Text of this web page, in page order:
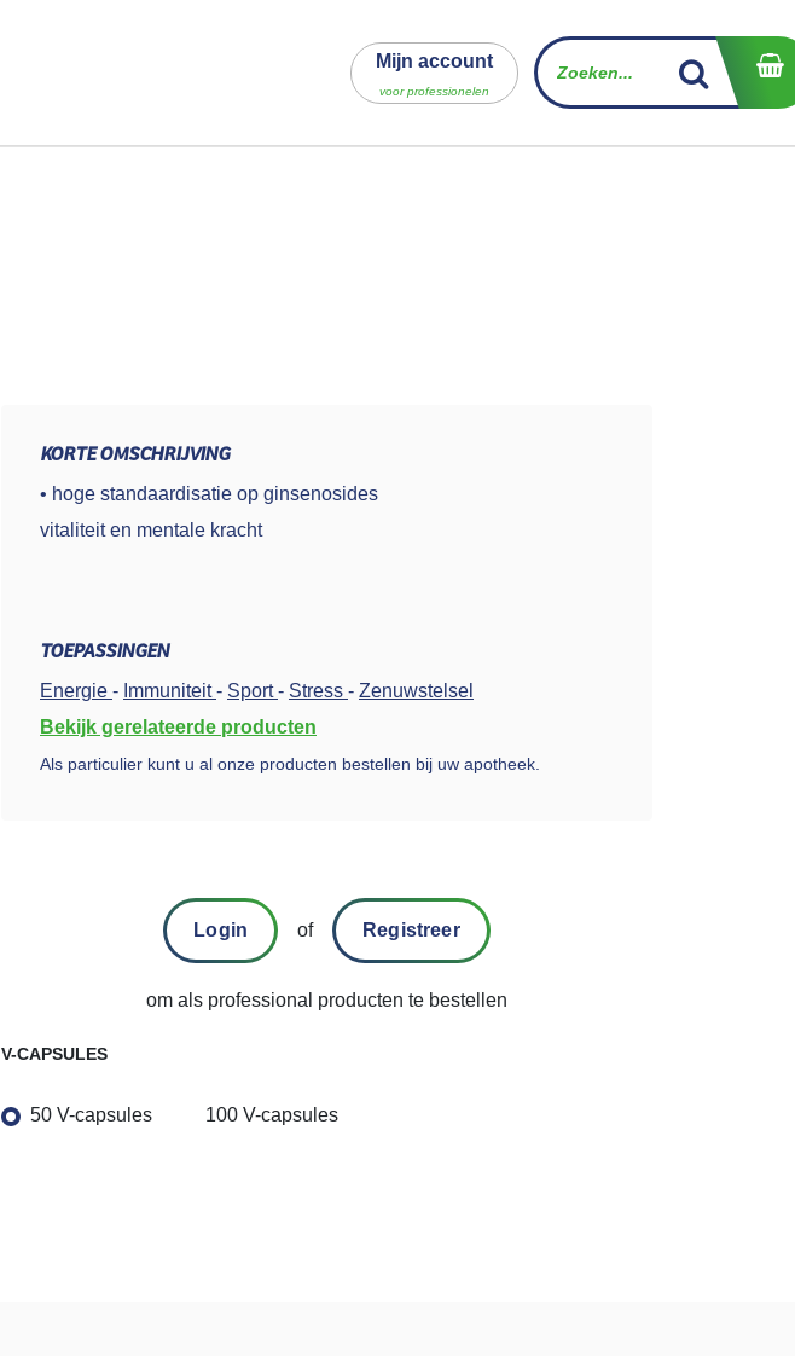
Mijn account
voor professionelen
KORTE OMSCHRIJVING
• hoge standaardisatie op ginsenosides
vitaliteit en mentale kracht
TOEPASSINGEN
Energie - Immuniteit - Sport - Stress - Zenuwstelsel
Bekijk gerelateerde producten
Als particulier kunt u al onze producten bestellen bij uw apotheek.
Login of Registreer
om als professional producten te bestellen
V-CAPSULES
50 V-capsules 100 V-capsules